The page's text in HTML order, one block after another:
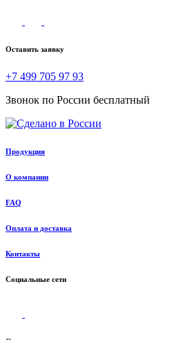
Оставить заявку
+7 499 705 97 93
Звонок по России бесплатный
Продукция
О компании
FAQ
Оплата и доставка
Контакты
Социальные сети